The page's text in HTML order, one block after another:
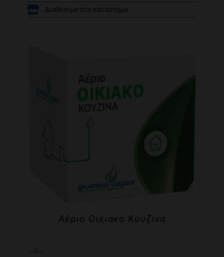
/
Διαθέσιμο στο κατάστημα
Αέριο Οικιακό Κουζίνα